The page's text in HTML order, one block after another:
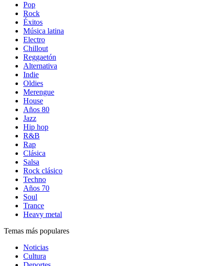
Pop
Rock
Éxitos
Música latina
Electro
Chillout
Reggaetón
Alternativa
Indie
Oldies
Merengue
House
Años 80
Jazz
Hip hop
R&B
Rap
Clásica
Salsa
Rock clásico
Techno
Años 70
Soul
Trance
Heavy metal
Temas más populares
Noticias
Cultura